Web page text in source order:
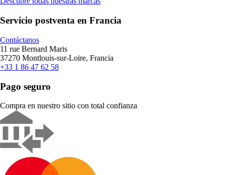
Servicio postventa en Francia
Contáctanos
11 rue Bernard Maris
37270 Montlouis-sur-Loire, Francia
+33 1 86 47 62 58
Pago seguro
Compra en nuestro sitio con total confianza